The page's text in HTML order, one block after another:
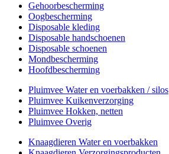
Gehoorbescherming
Oogbescherming
Disposable kleding
Disposable handschoenen
Disposable schoenen
Mondbescherming
Hoofdbescherming
Pluimvee Water en voerbakken / silos
Pluimvee Kuikenverzorging
Pluimvee Hokken, netten
Pluimvee Overig
Knaagdieren Water en voerbakken